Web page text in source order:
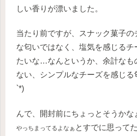
しい香りが漂いました。
当たり前ですが、スナック菓子の
な匂いではなく、塩気を感じるチ
たいな…なんというか、余計なも
ない、シンプルなチーズを感じる
`*)
んで、開封前にちょっとそうか
やっちまってるよなぁ とすでに思って